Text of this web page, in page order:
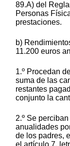
89.A) del
Personas
prestaciones.
b)
11.200 euros
1.º Procedan
suma de las
restantes
conjunto la
2.º Se
anualidades
de los padres,